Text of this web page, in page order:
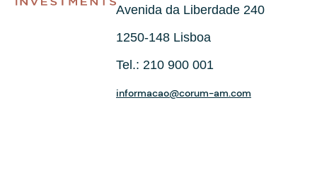
Avenida da Liberdade 240
1250-148 Lisboa
Tel.: 210 900 001
informacao@corum-am.com